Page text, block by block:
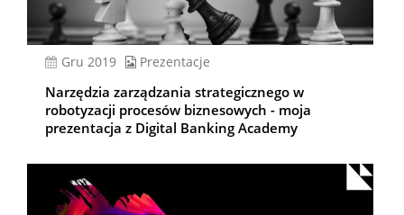
gru 2019 Prezentacje
Narzędzia zarządzania strategicznego w
robotyzacji procesów biznesowych - moja
prezentacja z Digital Banking Academy